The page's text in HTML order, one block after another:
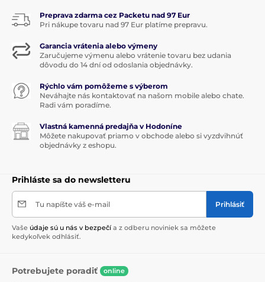
Preprava zdarma cez Packetu nad 97 Eur
Pri nákupe tovaru nad 97 Eur platíme prepravu.
Garancia vrátenia alebo výmeny
Zaručujeme výmenu alebo vrátenie tovaru bez udania
dôvodu do 14 dní od odoslania objednávky.
Rýchlo vám pomôžeme s výberom
Neváhajte nás kontaktovať na našom mobile alebo chate.
Radi vám poradíme.
Vlastná kamenná predajňa v Hodoníne
Môžete nakupovať priamo v obchode alebo si vyzdvihnúť
objednávky z eshopu.
Prihláste sa do newsletteru
Tu napíšte váš e-mail Prihlásiť
Vaše údaje sú u nás v bezpečí a z odberu noviniek sa môžete
kedykoľvek odhlásiť.
Potrebujete poradiť online